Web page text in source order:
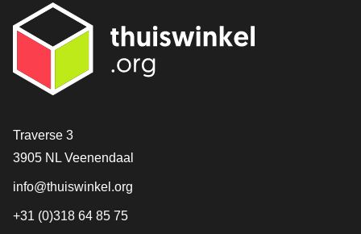
[_General:Contact]
Traverse 3
3905 NL Veenendaal
info@thuiswinkel.org
+31 (0)318 64 85 75